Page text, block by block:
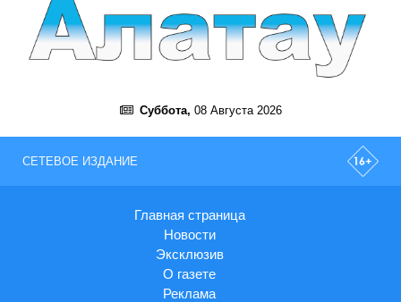
Суббота, 08 Августа 2026
СЕТЕВОЕ ИЗДАНИЕ
Главная страница
Новости
Эксклюзив
О газете
Реклама